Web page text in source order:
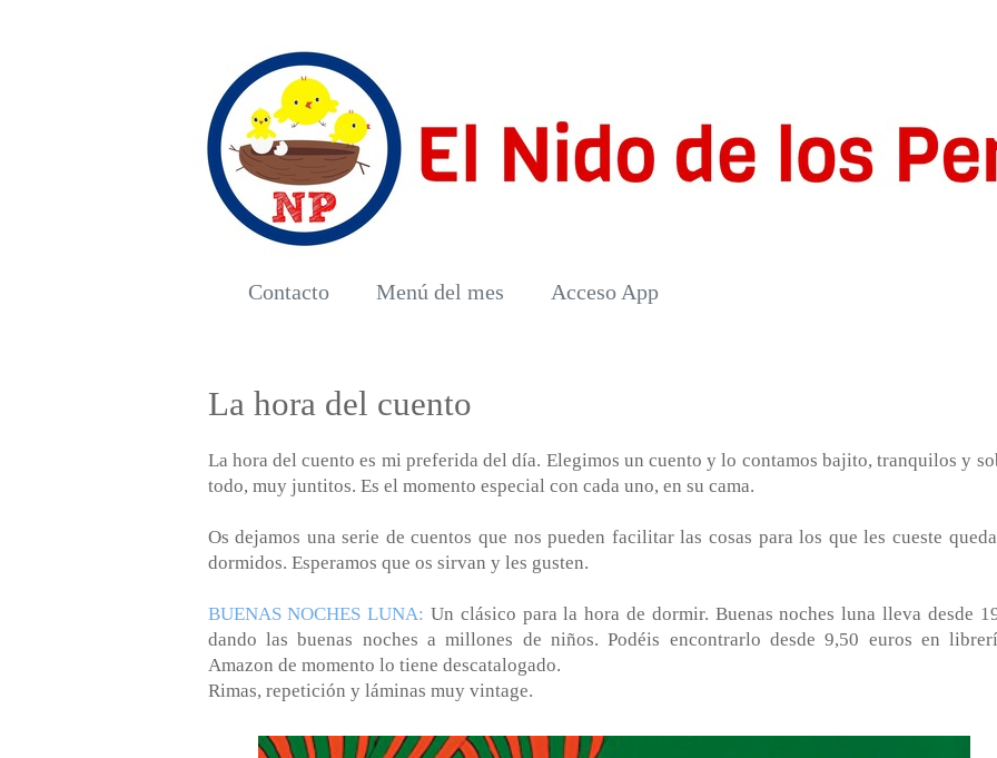
Contacto Menú del mes Acceso App
La hora del cuento
La hora del cuento es mi preferida del día. Elegimos un cuento y lo contamos bajito, tranquilos y
todo, muy juntitos. Es el momento especial con cada uno, en su cama.
Os dejamos una serie de cuentos que nos pueden facilitar las cosas para los que les cueste
dormidos. Esperamos que os sirvan y les gusten.
BUENAS NOCHES LUNA: Un clásico para la hora de dormir. Buenas noches luna lleva desde
dando las buenas noches a millones de niños. Podéis encontrarlo desde 9,50 euros en
Amazon de momento lo tiene descatalogado.
Rimas, repetición y láminas muy vintage.